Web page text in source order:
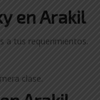
en Arakil
a tus requerimientos.
clase.